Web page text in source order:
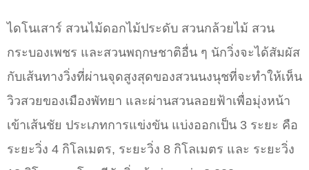
ไดโนเสาร์ สวนไม้ดอกไม้ประดับ สวนกล้วยไม้ สวน
กระบองเพชร และสวนพฤกษชาติอื่น ๆ นักวิ่งจะได้สัมผัส
กับเส้นทางวิ่งที่ผ่านจุดสูงสุดของสวนนงนุชที่จะทำให้เห็น
วิวสวยของเมืองพัทยา และผ่านสวนลอยฟ้าเพื่อมุ่งหน้า
เข้าเส้นชัย ประเภทการแข่งขัน แบ่งออกเป็น 3 ระยะ คือ
ระยะวิ่ง 4 กิโลเมตร, ระยะวิ่ง 8 กิโลเมตร และ ระยะวิ่ง